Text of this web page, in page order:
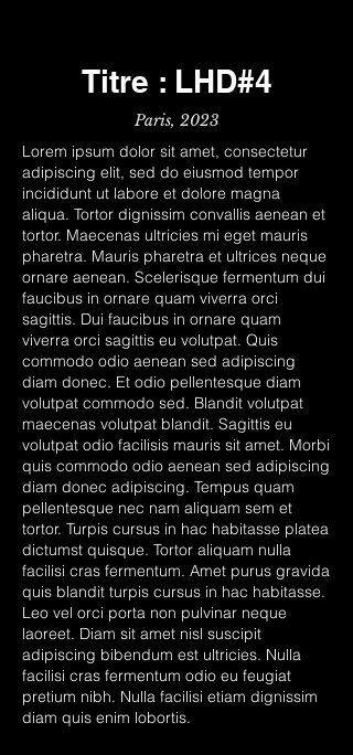
Titre : LHD#4
Paris, 2023
Lorem ipsum dolor sit amet, consectetur
adipiscing elit, sed do eiusmod tempor
incididunt ut labore et dolore magna
aliqua. Tortor dignissim convallis aenean et
tortor. Maecenas ultricies mi eget mauris
pharetra. Mauris pharetra et ultrices neque
ornare aenean. Scelerisque fermentum dui
faucibus in ornare quam viverra orci
sagittis. Dui faucibus in ornare quam
viverra orci sagittis eu volutpat. Quis
commodo odio aenean sed adipiscing
diam donec. Et odio pellentesque diam
volutpat commodo sed. Blandit volutpat
maecenas volutpat blandit. Sagittis eu
volutpat odio facilisis mauris sit amet. Morbi
quis commodo odio aenean sed adipiscing
diam donec adipiscing. Tempus quam
pellentesque nec nam aliquam sem et
tortor. Turpis cursus in hac habitasse platea
dictumst quisque. Tortor aliquam nulla
facilisi cras fermentum. Amet purus gravida
quis blandit turpis cursus in hac habitasse.
Leo vel orci porta non pulvinar neque
laoreet. Diam sit amet nisl suscipit
adipiscing bibendum est ultricies. Nulla
facilisi cras fermentum odio eu feugiat
pretium nibh. Nulla facilisi etiam dignissim
diam quis enim lobortis.